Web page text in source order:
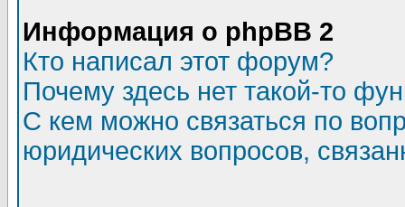
Информация о phpBB 2
Кто написал этот форум?
Почему здесь нет такой-то
С кем можно связаться по
юридических вопросов,